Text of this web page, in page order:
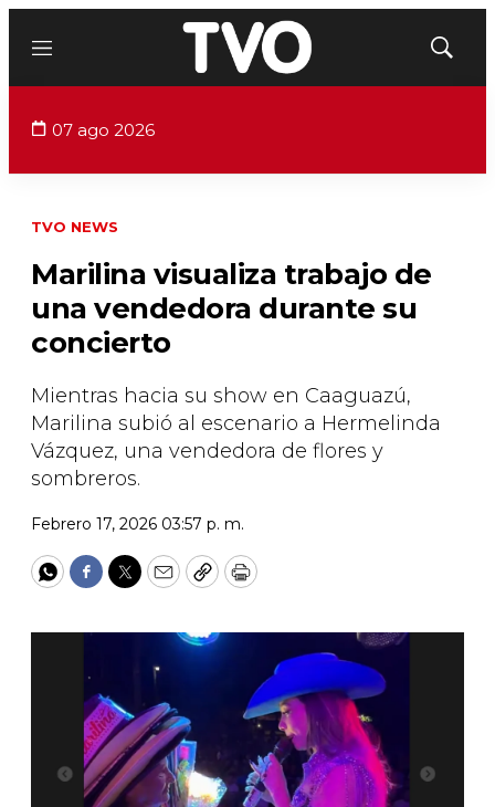
Menú
Mostrar
07 ago 2026
TVO NEWS
Marilina visualiza trabajo de
una vendedora durante su
concierto
Mientras hacia su show en Caaguazú,
Marilina subió al escenario a Hermelinda
Vázquez, una vendedora de flores y
sombreros.
Febrero 17, 2026 03:57 p. m.
WhatsApp
Facebook
Twitter
EmailCopyPrint